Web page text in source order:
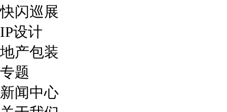
快闪巡展
IP设计
地产包装
专题
新闻中心